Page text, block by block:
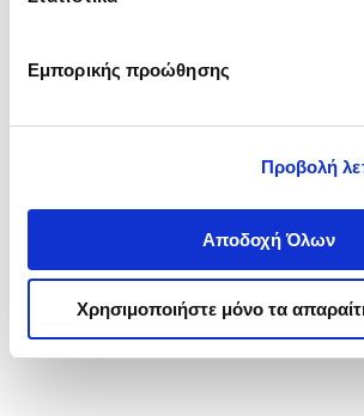
Εμπορικής προώθησης
Προβολή
Αποδοχή Όλων
Χρησιμοποιήστε μόνο τα